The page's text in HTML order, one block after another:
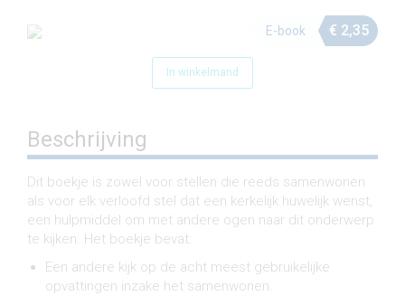
€ 2,35
E-book
In winkelmand
Beschrijving
Dit boekje is zowel voor stellen die reeds samenwonen
als voor elk verloofd stel dat een kerkelijk huwelijk wenst,
een hulpmiddel om met andere ogen naar dit onderwerp
te kijken. Het boekje bevat:
Een andere kijk op de acht meest gebruikelijke
opvattingen inzake het samenwonen.